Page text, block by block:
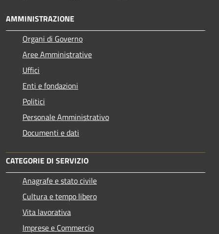
AMMINISTRAZIONE
Organi di Governo
Aree Amministrative
Uffici
Enti e fondazioni
Politici
Personale Amministrativo
Documenti e dati
CATEGORIE DI SERVIZIO
Anagrafe e stato civile
Cultura e tempo libero
Vita lavorativa
Imprese e Commercio